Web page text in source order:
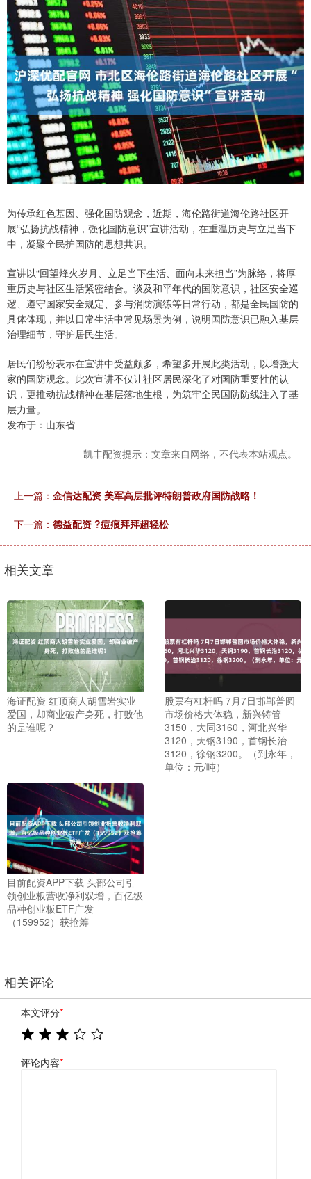
为传承红色基因、强化国防观念，近期，海伦路街道海伦路社区开
展“弘扬抗战精神，强化国防意识”宣讲活动，在重温历史与立足当下
中，凝聚全民护国防的思想共识。
宣讲以“回望烽火岁月、立足当下生活、面向未来担当”为脉络，将厚
重历史与社区生活紧密结合。谈及和平年代的国防意识，社区安全巡
逻、遵守国家安全规定、参与消防演练等日常行动，都是全民国防的
具体体现，并以日常生活中常见场景为例，说明国防意识已融入基层
治理细节，守护居民生活。
居民们纷纷表示在宣讲中受益颇多，希望多开展此类活动，以增强大
家的国防观念。此次宣讲不仅让社区居民深化了对国防重要性的认
识，更推动抗战精神在基层落地生根，为筑牢全民国防防线注入了基
层力量。
发布于：山东省
凯丰配资提示：文章来自网络，不代表本站观点。
上一篇： 金信达配资 美军高层批评特朗普政府国防战略！
下一篇： 德益配资 ?痘痕拜拜超轻松
相关文章
海证配资 红顶商人胡雪岩实业
爱国，却商业破产身死，打败他
的是谁呢？
股票有杠杆吗 7月7日邯郸普圆
市场价格大体稳，新兴铸管
3150，大同3160，河北兴华
3120，天钢3190，首钢长治
3120，徐钢3200。（到永年，
单位：元/吨）
目前配资APP下载 头部公司引
领创业板营收净利双增，百亿级
品种创业板ETF广发
（159952）获抢筹
相关评论
本文评分*
评论内容*